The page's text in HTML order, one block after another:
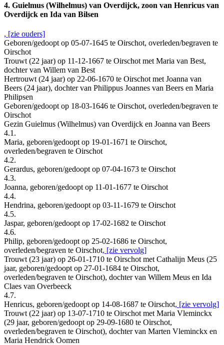
4. Guielmus (Wilhelmus) van Overdijck, zoon van Henricus van
Overdijck en Ida van Bilsen
, [zie ouders]
Geboren/gedoopt op 05-07-1645 te Oirschot, overleden/begraven te
Oirschot
Trouwt (22 jaar) op 11-12-1667 te Oirschot met Maria van Best,
dochter van Willem van Best
Hertrouwt (24 jaar) op 22-06-1670 te Oirschot met Joanna van
Beers (24 jaar), dochter van Philippus Joannes van Beers en Maria
Philipsen
Geboren/gedoopt op 18-03-1646 te Oirschot, overleden/begraven te
Oirschot
Gezin Guielmus (Wilhelmus) van Overdijck en Joanna van Beers
4.1.
Maria, geboren/gedoopt op 19-01-1671 te Oirschot,
overleden/begraven te Oirschot
4.2.
Gerardus, geboren/gedoopt op 07-04-1673 te Oirschot
4.3.
Joanna, geboren/gedoopt op 11-01-1677 te Oirschot
4.4.
Hendrina, geboren/gedoopt op 03-11-1679 te Oirschot
4.5.
Jaspar, geboren/gedoopt op 17-02-1682 te Oirschot
4.6.
Philip, geboren/gedoopt op 25-02-1686 te Oirschot,
overleden/begraven te Oirschot, [zie vervolg]
Trouwt (23 jaar) op 26-01-1710 te Oirschot met Cathalijn Meus (25
jaar, geboren/gedoopt op 27-01-1684 te Oirschot,
overleden/begraven te Oirschot), dochter van Willem Meus en Ida
Claes van Overbeeck
4.7.
Henricus, geboren/gedoopt op 14-08-1687 te Oirschot, [zie vervolg]
Trouwt (22 jaar) op 13-07-1710 te Oirschot met Maria Vleminckx
(29 jaar, geboren/gedoopt op 29-09-1680 te Oirschot,
overleden/begraven te Oirschot), dochter van Marten Vleminckx en
Maria Hendrick Oomen